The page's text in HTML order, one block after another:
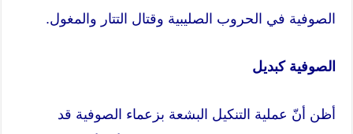
الصوفية في الحروب الصليبية وقتال التتار والمغول.
الصوفية كبديل
أظن أنّ عملية التنكيل البشعة بزعماء الصوفية قد